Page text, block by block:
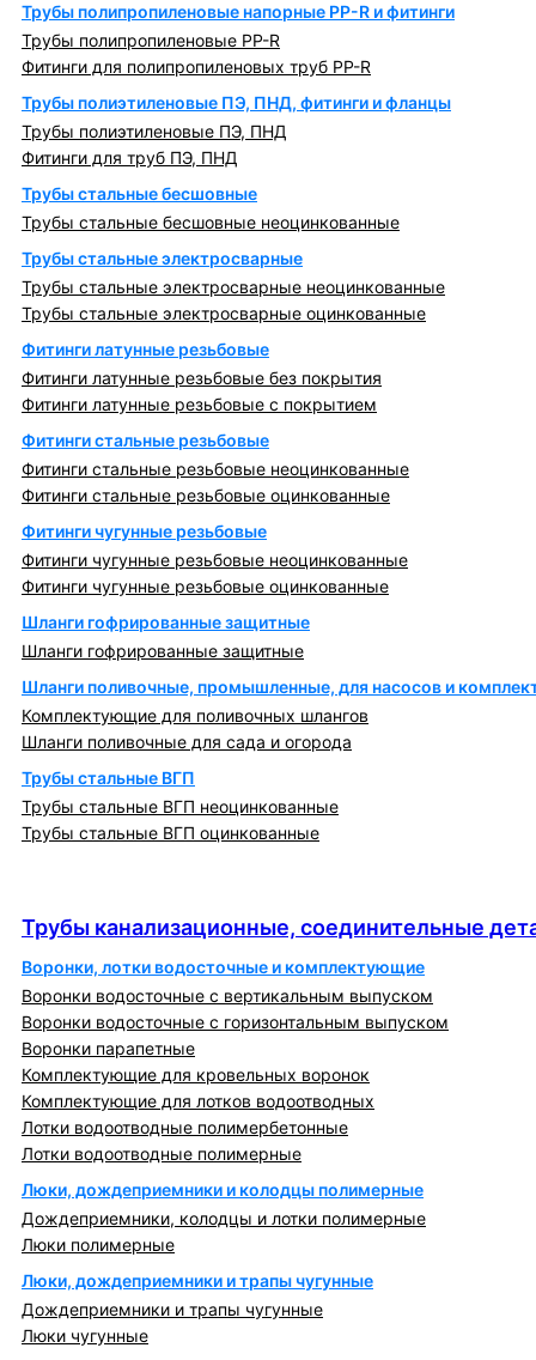
Трубы полипропиленовые напорные PP-R и фитинги
Трубы полипропиленовые PP-R
Фитинги для полипропиленовых труб PP-R
Трубы полиэтиленовые ПЭ, ПНД, фитинги и фланцы
Трубы полиэтиленовые ПЭ, ПНД
Фитинги для труб ПЭ, ПНД
Трубы стальные бесшовные
Трубы стальные бесшовные неоцинкованные
Трубы стальные электросварные
Трубы стальные электросварные неоцинкованные
Трубы стальные электросварные оцинкованные
Фитинги латунные резьбовые
Фитинги латунные резьбовые без покрытия
Фитинги латунные резьбовые с покрытием
Фитинги стальные резьбовые
Фитинги стальные резьбовые неоцинкованные
Фитинги стальные резьбовые оцинкованные
Фитинги чугунные резьбовые
Фитинги чугунные резьбовые неоцинкованные
Фитинги чугунные резьбовые оцинкованные
Шланги гофрированные защитные
Шланги гофрированные защитные
Шланги поливочные, промышленные, для насосов и
Комплектующие для поливочных шлангов
Шланги поливочные для сада и огорода
Трубы стальные ВГП
Трубы стальные ВГП неоцинкованные
Трубы стальные ВГП оцинкованные
Трубы канализационные, соединительные
Воронки, лотки водосточные и комплектующие
Воронки водосточные с вертикальным выпуском
Воронки водосточные с горизонтальным выпуском
Воронки парапетные
Комплектующие для кровельных воронок
Комплектующие для лотков водоотводных
Лотки водоотводные полимербетонные
Лотки водоотводные полимерные
Люки, дождеприемники и колодцы полимерные
Дождеприемники, колодцы и лотки полимерные
Люки полимерные
Люки, дождеприемники и трапы чугунные
Дождеприемники и трапы чугунные
Люки чугунные